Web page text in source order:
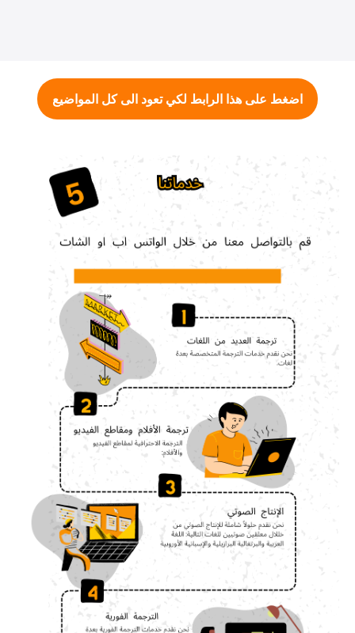
اضغط على هذا الرابط لكي تعود الى كل المواضيع